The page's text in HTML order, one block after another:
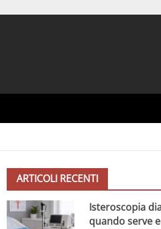
ARTICOLI RECENTI
Isteroscopia
quando serve